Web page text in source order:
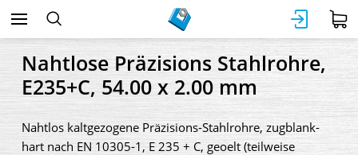
Nahtlose Präzisions Stahlrohre,
E235+C, 54.00 x 2.00 mm
Nahtlos kaltgezogene Präzisions-Stahlrohre, zugblank-
hart nach EN 10305-1, E 235 + C, geoelt (teilweise